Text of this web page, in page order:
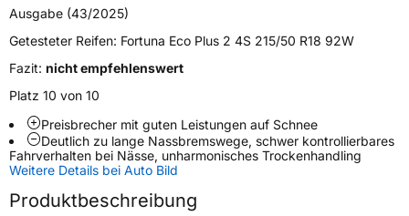
FahrzeugtypPKW
VerwendungGanzjahresreifen
ModellnameEcoplus 2 4S
FahrzeugartPKW & SUV
Weitere Eigenschaften
Schlauchtyp TL
Ausgabe (43/2025)
Getesteter Reifen: Fortuna Eco Plus 2 4S 215/50 R18 92W
Fazit: nicht empfehlenswert
Platz 10 von 10
Preisbrecher mit guten Leistungen auf Schnee
Deutlich zu lange Nassbremswege, schwer kontrollierbares
Fahrverhalten bei Nässe, unharmonisches Trockenhandling
Weitere Details bei Auto Bild
Produktbeschreibung